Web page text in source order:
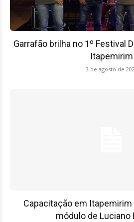
Garrafão brilha no 1º Festival
Itapemirim
3 de agosto de
Capacitação em Itapemirim
módulo de Luciano